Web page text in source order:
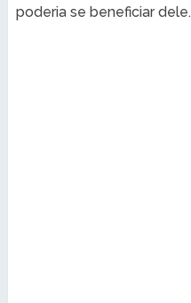
poderia se beneficiar dele.